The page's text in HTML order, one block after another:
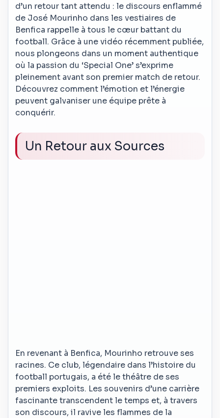
d’un retour tant attendu : le discours enflammé
de José Mourinho dans les vestiaires de
Benfica rappelle à tous le cœur battant du
football. Grâce à une vidéo récemment publiée,
nous plongeons dans un moment authentique
où la passion du ‘Special One’ s’exprime
pleinement avant son premier match de retour.
Découvrez comment l’émotion et l’énergie
peuvent galvaniser une équipe prête à
conquérir.
Un Retour aux Sources
En revenant à Benfica, Mourinho retrouve ses
racines. Ce club, légendaire dans l’histoire du
football portugais, a été le théâtre de ses
premiers exploits. Les souvenirs d’une carrière
fascinante transcendent le temps et, à travers
son discours, il ravive les flammes de la